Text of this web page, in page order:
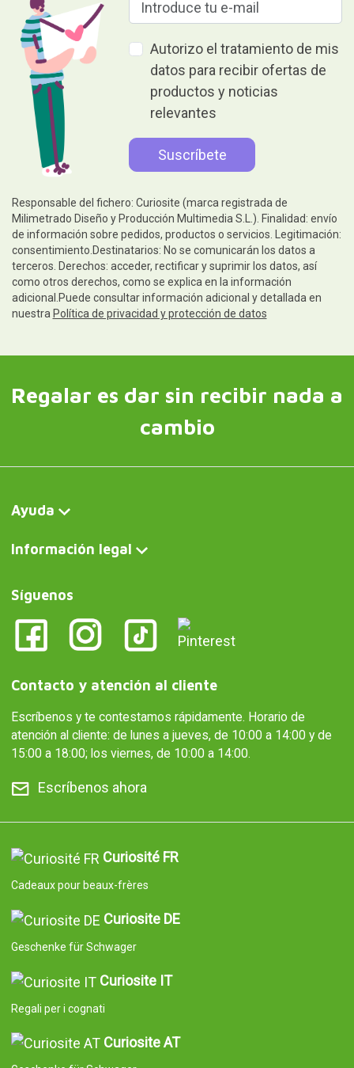
Autorizo el tratamiento de mis
datos para recibir ofertas de
productos y noticias
relevantes
Responsable del fichero: Curiosite (marca registrada de
Milimetrado Diseño y Producción Multimedia S.L.). Finalidad: envío
de información sobre pedidos, productos o servicios. Legitimación:
consentimiento.Destinatarios: No se comunicarán los datos a
terceros. Derechos: acceder, rectificar y suprimir los datos, así
como otros derechos, como se explica en la información
adicional.Puede consultar información adicional y detallada en
nuestra Política de privacidad y protección de datos
Regalar es dar sin recibir nada a
cambio
Ayuda
Información legal
Síguenos
Contacto y atención al cliente
Escríbenos y te contestamos rápidamente. Horario de
atención al cliente: de lunes a jueves, de 10:00 a 14:00 y de
15:00 a 18:00; los viernes, de 10:00 a 14:00.
Escríbenos ahora
Curiosité FR
Cadeaux pour beaux-frères
Curiosite DE
Geschenke für Schwager
Curiosite IT
Regali per i cognati
Curiosite AT